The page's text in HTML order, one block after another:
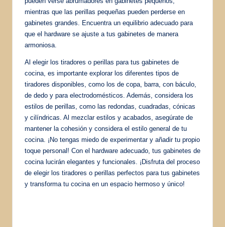
mientras que las perillas pequeñas pueden perderse en
gabinetes grandes. Encuentra un equilibrio adecuado para
que el hardware se ajuste a tus gabinetes de manera
armoniosa.
Al elegir los tiradores o perillas para tus gabinetes de
cocina, es importante explorar los diferentes tipos de
tiradores disponibles, como los de copa, barra, con báculo,
de dedo y para electrodomésticos. Además, considera los
estilos de perillas, como las redondas, cuadradas, cónicas
y cilíndricas. Al mezclar estilos y acabados, asegúrate de
mantener la cohesión y considera el estilo general de tu
cocina. ¡No tengas miedo de experimentar y añadir tu propio
toque personal! Con el hardware adecuado, tus gabinetes de
cocina lucirán elegantes y funcionales. ¡Disfruta del proceso
de elegir los tiradores o perillas perfectos para tus gabinetes
y transforma tu cocina en un espacio hermoso y único!